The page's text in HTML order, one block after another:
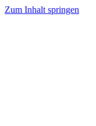
Zum Inhalt springen